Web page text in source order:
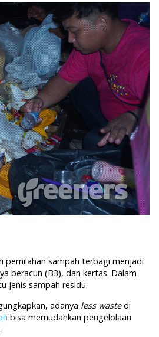
pemilahan sampah terbagi menjadi
beracun (B3), dan kertas. Dalam
jenis sampah residu.
adanya less wastedi
bisa memudahkan pengelolaan